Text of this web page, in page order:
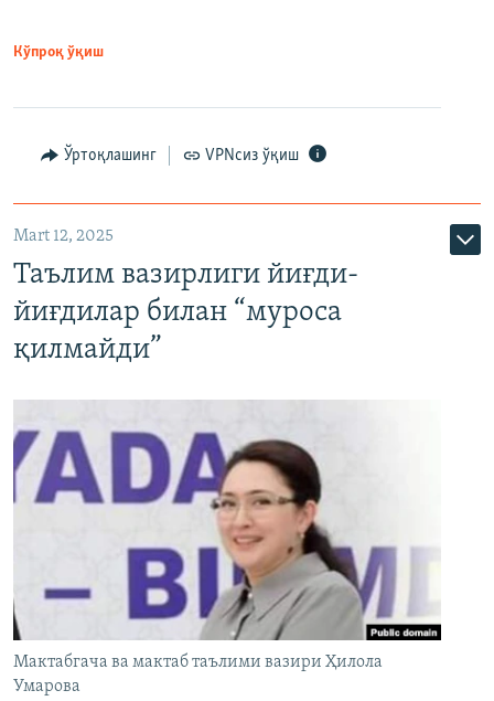
Кўпроқ ўқиш
Ўртоқлашинг VPNсиз ўқиш
Mart 12, 2025
Таълим вазирлиги йиғди-
йиғдилар билан “муроса
қилмайди”
Мактабгача ва мактаб таълими вазири Ҳилола
Умарова